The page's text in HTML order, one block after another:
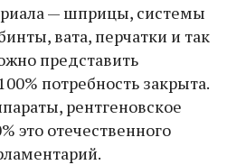
— шприцы, системы
вата, перчатки и так
представить
потребность закрыта.
рентгеновское
это отечественного